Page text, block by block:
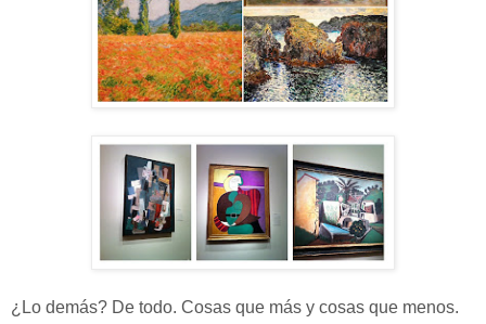
¿Lo demás? De todo. Cosas que más y cosas que menos.